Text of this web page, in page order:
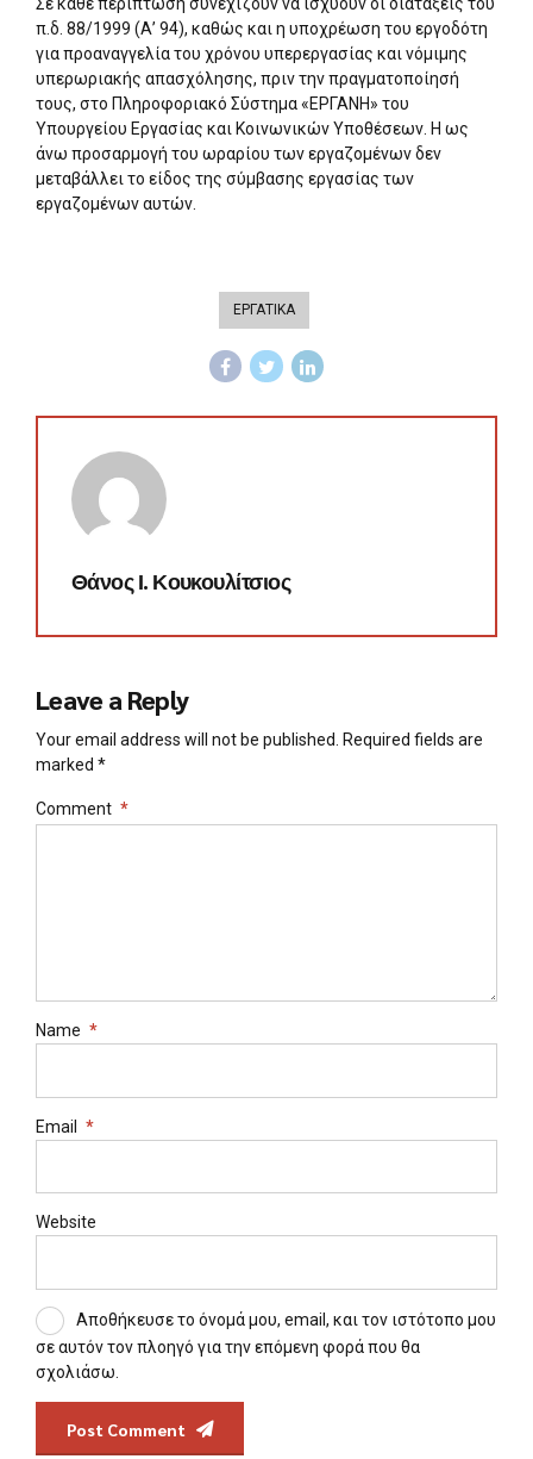
π.δ. 88/1999 (Α’ 94), καθώς και η υποχρέωση του εργοδότη
για προαναγγελία του χρόνου υπερεργασίας και νόμιμης
υπερωριακής απασχόλησης, πριν την πραγματοποίησή
τους, στο Πληροφοριακό Σύστημα «ΕΡΓΑΝΗ» του
Υπουργείου Εργασίας και Κοινωνικών Υποθέσεων. Η ως
άνω προσαρμογή του ωραρίου των εργαζομένων δεν
μεταβάλλει το είδος της σύμβασης εργασίας των
εργαζομένων αυτών.
ΕΡΓΑΤΙΚΑ
Θάνος Ι. Κουκουλίτσιος
Leave a Reply
Your email address will not be published. Required fields are
marked *
Comment *
Name *
Email *
Website
Αποθήκευσε το όνομά μου, email, και τον ιστότοπο μου
σε αυτόν τον πλοηγό για την επόμενη φορά που θα
σχολιάσω.
Post Comment